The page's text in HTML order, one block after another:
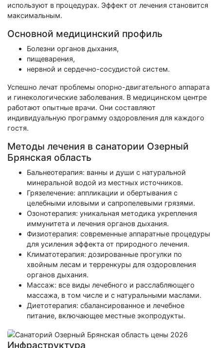
используют в процедурах. Эффект от лечения становится
максимальным.
Основной медицинский профиль
Болезни органов дыхания,
пищеварения,
нервной и сердечно-сосудистой систем.
Успешно лечат проблемы опорно-двигательного аппарата
и гинекологические заболевания. В медицинском центре
работают опытные врачи. Они составляют
индивидуальную программу оздоровления для каждого
гостя.
Методы лечения в санатории Озерный
Брянская область
Бальнеотерапия: ванны и души с натуральной
минеральной водой из местных источников.
Грязелечение: аппликации и обертывания с
целебными иловыми и сапропелевыми грязями.
Озонотерапия: уникальная методика укрепления
иммунитета и лечения органов дыхания.
Физиотерапия: современные аппаратные процедуры
для усиления эффекта от природного лечения.
Климатотерапия: дозированные прогулки по
хвойным лесам и терренкуры для оздоровления
органов дыхания.
Массаж: все виды лечебного и расслабляющего
массажа, в том числе и с натуральными маслами.
Диетотерапия: сбалансированное и лечебное
питание, включающее местные экопродукты.
Инфраструктура